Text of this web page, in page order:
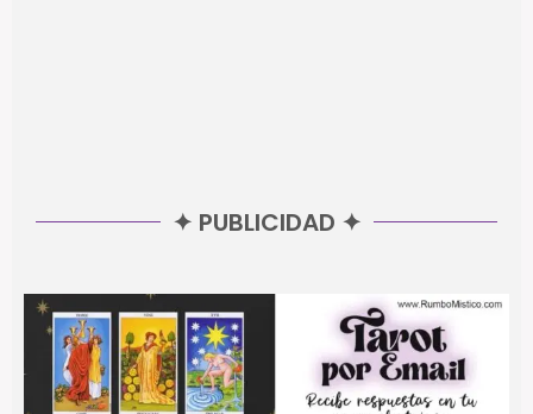
✦ PUBLICIDAD ✦